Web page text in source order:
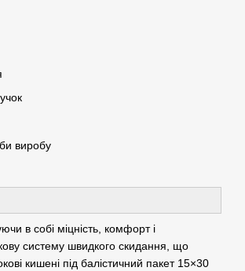
виробу
в собі міцність, комфорт і
систему швидкого скидання, що
кишені під балістичний пакет 15×30